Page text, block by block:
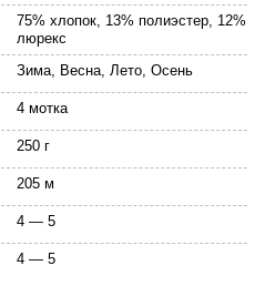
75% хлопок, 13% полиэстер, 12%
люрекс
Зима, Весна, Лето, Осень
4 мотка
250 г
205 м
4 — 5
4 — 5